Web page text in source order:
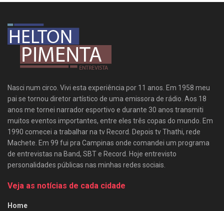
Nasci num circo. Vivi esta experiência por 11 anos. Em 1958 meu
pai se tornou diretor artístico de uma emissora de rádio. Aos 18
anos me tornei narrador esportivo e durante 30 anos transmiti
muitos eventos importantes, entre eles três copas do mundo. Em
1990 comecei a trabalhar na tv Record. Depois tv Thathi, rede
Machete. Em 99 fui pra Campinas onde comandei um programa
de entrevistas na Band, SBT e Record. Hoje entrevisto
personalidades públicas nas minhas redes sociais.
Veja as notícias de cada cidade
Home